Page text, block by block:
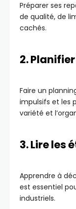
Préparer ses
de qualité, de
cachés.
2.
Faire un
impulsifs et les
variété et
3. Lire les
Apprendre à
est essentiel
industriels.